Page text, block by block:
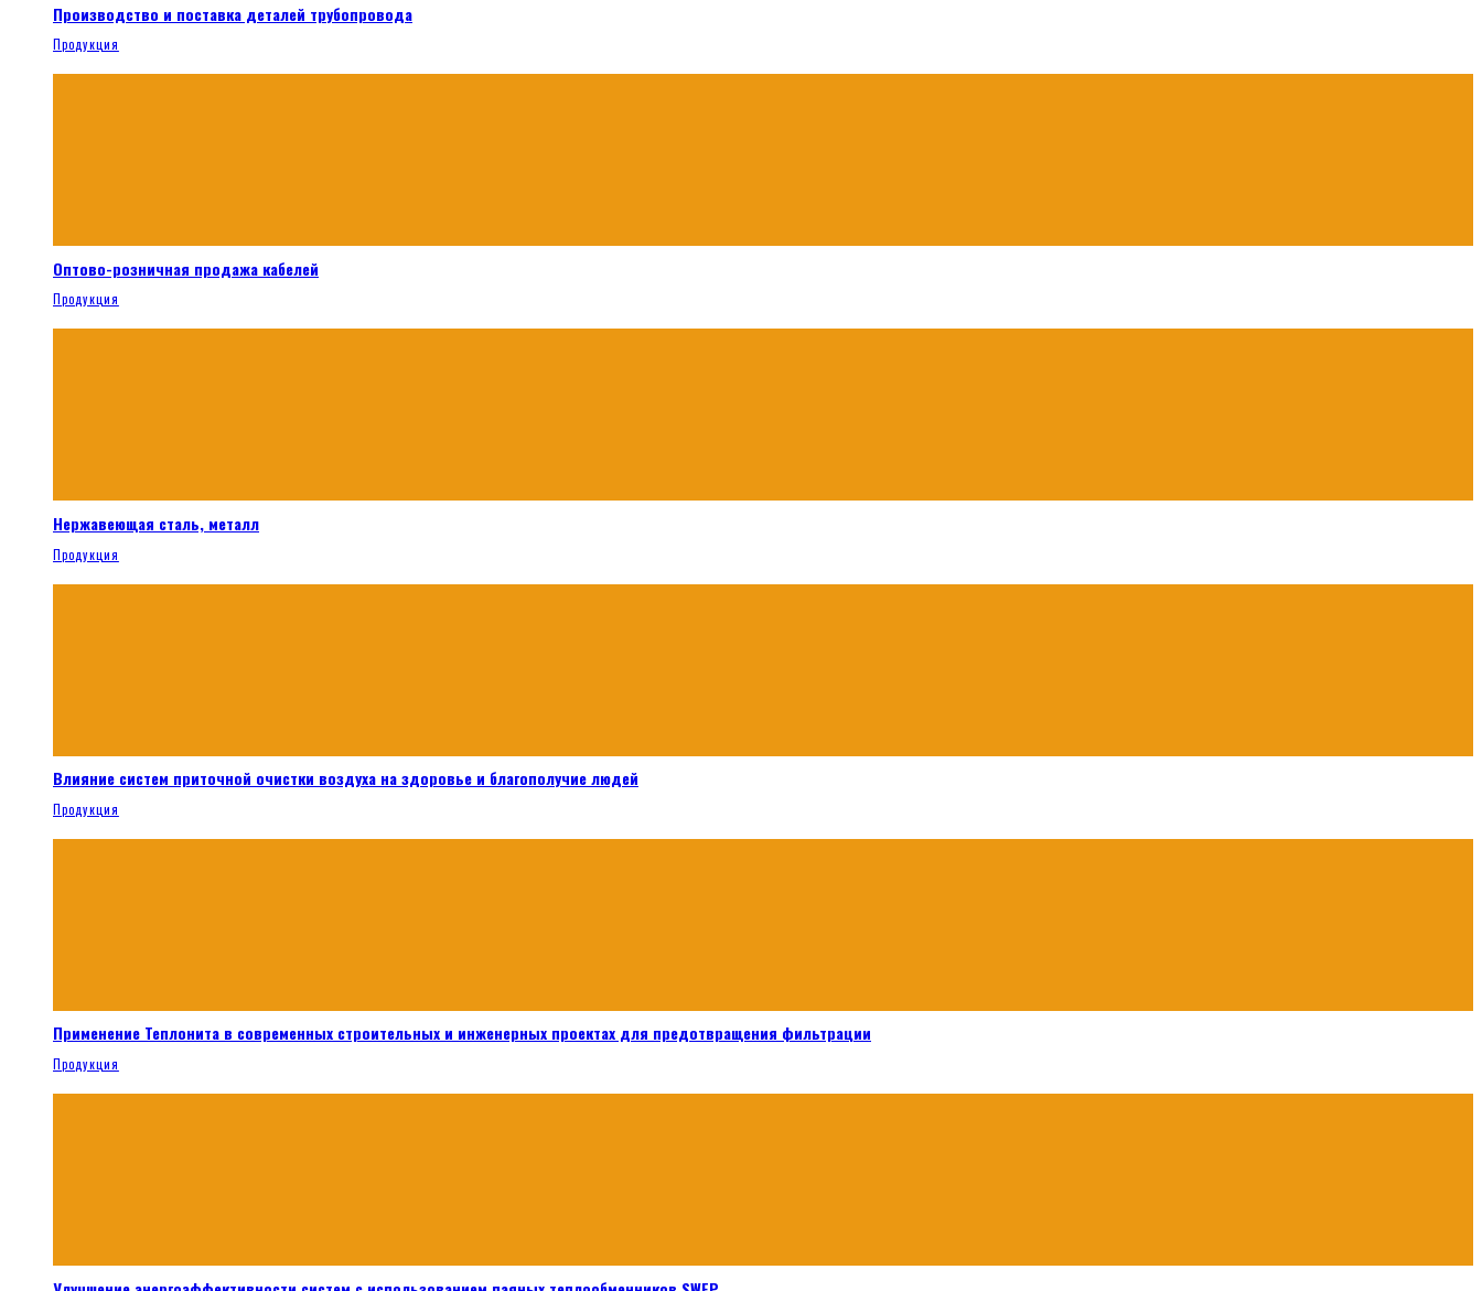
Производство и поставка деталей трубопровода
Продукция
Оптово-розничная продажа кабелей
Продукция
Нержавеющая сталь, металл
Продукция
Влияние систем приточной очистки воздуха на здоровье и благополучие людей
Продукция
Применение Теплонита в современных строительных и инженерных проектах для предотвращения фильтрации
Продукция